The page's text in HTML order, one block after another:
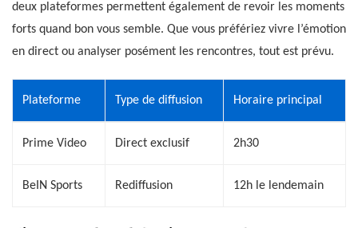
deux plateformes permettent également de revoir les moments
forts quand bon vous semble. Que vous préfériez vivre l’émotion
en direct ou analyser posément les rencontres, tout est prévu.
Plateforme Type de diffusion Horaire principal
Prime Video Direct exclusif 2h30
BeIN Sports Rediffusion 12h le lendemain